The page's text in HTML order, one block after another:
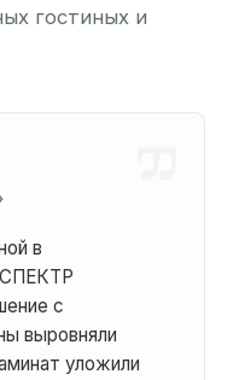
гостиных и
в
СПЕКТР
с
выровняли
уложили